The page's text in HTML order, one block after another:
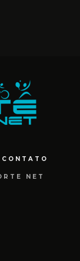
CONTATO
NET